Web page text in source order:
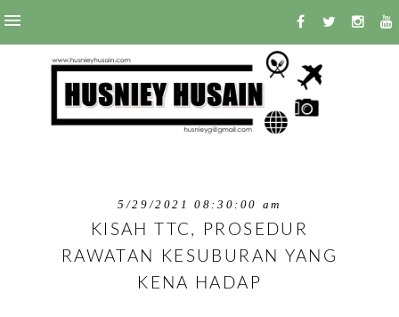
5/29/2021 08:30:00 am
KISAH TTC, PROSEDUR
RAWATAN KESUBURAN YANG
KENA HADAP